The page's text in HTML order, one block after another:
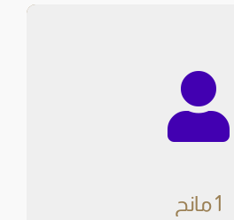
1 مانح